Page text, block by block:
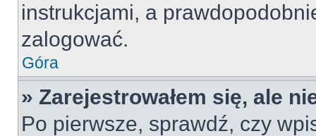
instrukcjami, a
zalogować.
Góra
» Zarejestrowałem się, ale
Po pierwsze, sprawdź, czy